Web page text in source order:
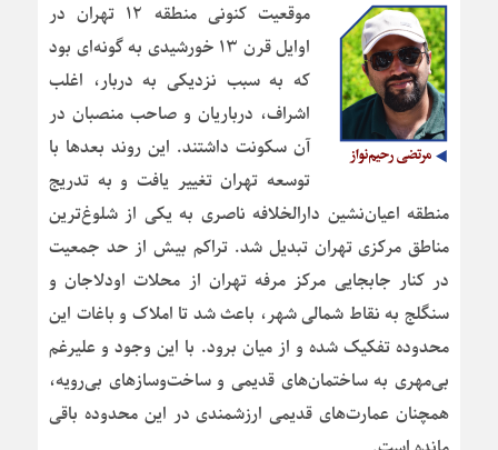
موقعیت کنونی منطقه ۱۲ تهران در
اوایل قرن ۱۳ خورشیدی به گونه‌ای بود
که به سبب نزدیکی به دربار، اغلب
اشراف، درباریان و صاحب منصبان در
آن سکونت داشتند. این روند بعدها با
توسعه تهران تغییر یافت و به تدریج
منطقه اعیان‌نشین دارالخلافه ناصری به یکی از شلوغ‌ترین
مناطق مرکزی تهران تبدیل شد. تراکم بیش از حد جمعیت
در کنار جابجایی مرکز مرفه تهران از محلات اودلاجان و
سنگلج به نقاط شمالی شهر، باعث شد تا املاک و باغات این
محدوده تفکیک شده و از میان برود. با این وجود و علیرغم
بی‌مهری به ساختمان‌های قدیمی و ساخت‌وسازهای بی‌رویه،
همچنان عمارت‌های قدیمی ارزشمندی در این محدوده باقی